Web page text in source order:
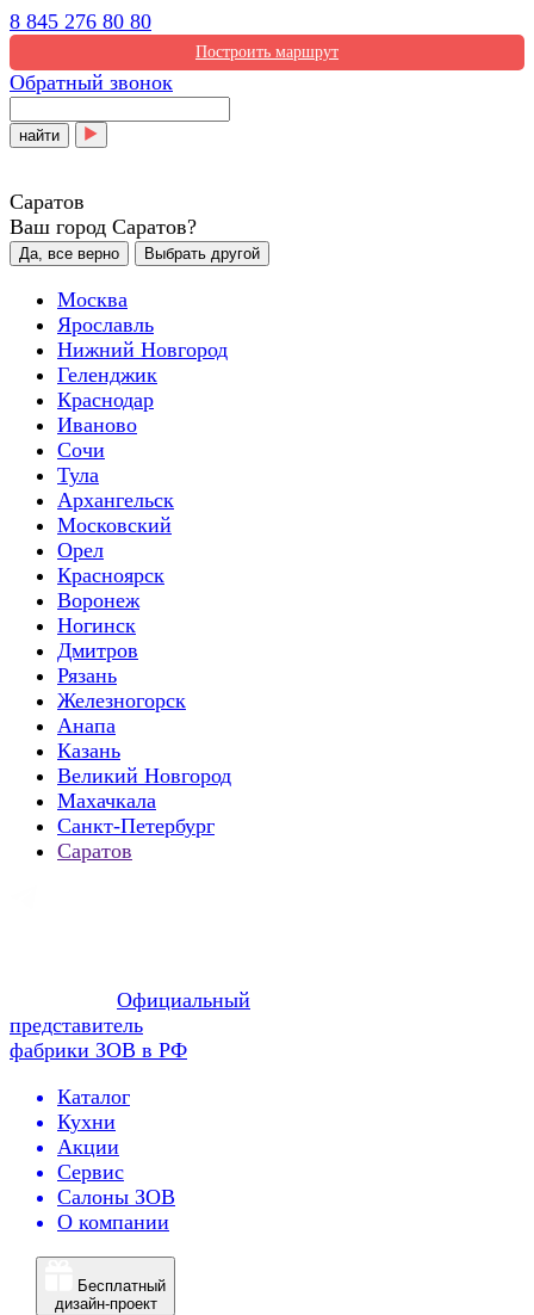
8 845 276 80 80
Построить маршрут
Обратный звонок
найти
Саратов
Ваш город Саратов?
Да, все верно Выбрать другой
Москва
Ярославль
Нижний Новгород
Геленджик
Краснодар
Иваново
Сочи
Тула
Архангельск
Московский
Орел
Красноярск
Воронеж
Ногинск
Дмитров
Рязань
Железногорск
Анапа
Казань
Великий Новгород
Махачкала
Санкт-Петербург
Саратов
Официальный
представитель
фабрики ЗОВ в РФ
Каталог
Кухни
Акции
Сервис
Салоны ЗОВ
О компании
Бесплатный
дизайн-проект